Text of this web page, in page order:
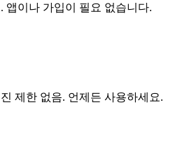
앱이나 가입이 필요 없습니다.
제한 없음. 언제든 사용하세요.